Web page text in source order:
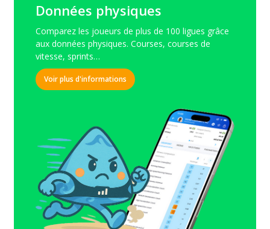
Données physiques
Comparez les joueurs de plus de 100 ligues grâce
aux données physiques. Courses, courses de
vitesse, sprints…
Voir plus d'informations